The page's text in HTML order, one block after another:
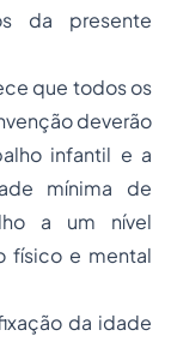
da presente
que todos os
deverão
infantil e a
mínima de
a um nível
físico e mental
da idade